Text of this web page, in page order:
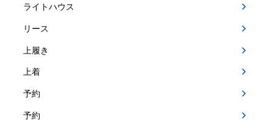
ライトハウス
リース
上履き
上着
予約
予約